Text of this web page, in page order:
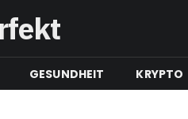
GESUNDHEIT KRYPTO